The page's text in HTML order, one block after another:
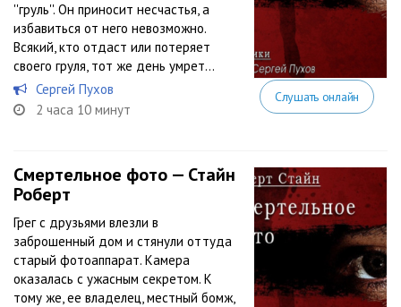
''груль''. Он приносит несчастья, а
избавиться от него невозможно.
Всякий, кто отдаст или потеряет
своего груля, тот же день умрет…
Сергей Пухов
2 часа 10 минут
Слушать онлайн
Смертельное фото — Стайн
Роберт
Грег с друзьями влезли в
заброшенный дом и стянули оттуда
старый фотоаппарат. Камера
оказалась с ужасным секретом. К
тому же, ее владелец, местный бомж,